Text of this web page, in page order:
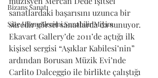
Bizans Sanatı
Size Hizmetlerimi Sunabilir Miyim
sanatlardaki başarısını uzunca bir
süredir görsel sanatlarda da sunuyor.
Ekavart Gallery’de 2011’de açtığı ilk
kişisel sergisi “Aşıklar Kabilesi’nin”
ardından Borusan Müzik Evi’nde
Carlito Dalceggio ile birlikte çalıştığı